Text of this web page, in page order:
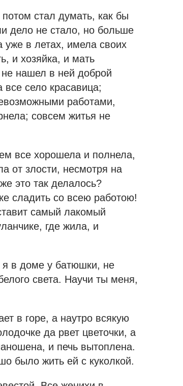
стал думать, как бы
дело не стало, но больше
в летах, имела своих
и хозяйка, и мать
нашел в ней доброй
село красавица;
работами,
совсем житья не
все хорошела и полнела,
от злости, несмотря на
это так делалось?
сладить со всею работою!
самый лакомый
где жила, и
в доме у батюшки, не
света. Научи ты меня,
в горе, а наутро всякую
да рвет цветочки, а
и печь вытоплена.
было жить ей с куколкой.